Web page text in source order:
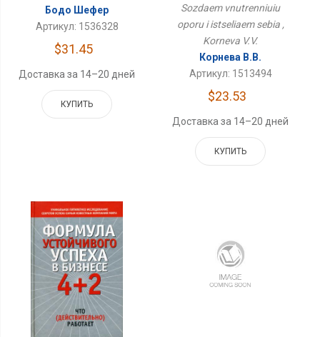
Бодо Шефер
Артикул: 1536328
$31.45
Доставка за 14–20 дней
КУПИТЬ
Sozdaem vnutrenniuiu
oporu i istseliaem sebia ,
Korneva V.V.
Корнева В.В.
Артикул: 1513494
$23.53
Доставка за 14–20 дней
КУПИТЬ